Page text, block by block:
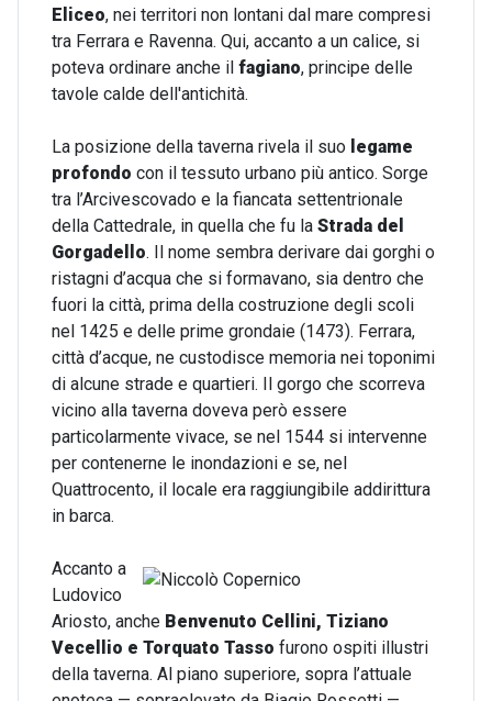
Eliceo, nei territori non lontani dal mare compresi
tra Ferrara e Ravenna. Qui, accanto a un calice, si
poteva ordinare anche il fagiano, principe delle
tavole calde dell'antichità.
La posizione della taverna rivela il suo legame
profondo con il tessuto urbano più antico. Sorge
tra l’Arcivescovado e la fiancata settentrionale
della Cattedrale, in quella che fu la Strada del
Gorgadello. Il nome sembra derivare dai gorghi o
ristagni d’acqua che si formavano, sia dentro che
fuori la città, prima della costruzione degli scoli
nel 1425 e delle prime grondaie (1473). Ferrara,
città d’acque, ne custodisce memoria nei toponimi
di alcune strade e quartieri. Il gorgo che scorreva
vicino alla taverna doveva però essere
particolarmente vivace, se nel 1544 si intervenne
per contenerne le inondazioni e se, nel
Quattrocento, il locale era raggiungibile addirittura
in barca.
Accanto a
Ludovico
Ariosto, anche Benvenuto Cellini, Tiziano
Vecellio e Torquato Tasso furono ospiti illustri
della taverna. Al piano superiore, sopra l’attuale